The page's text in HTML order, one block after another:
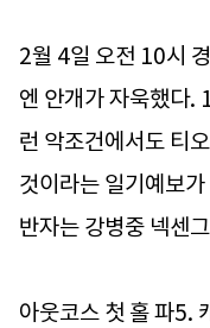
2월 4일 오전 10시
엔 안개가 자욱했다.
런 악조건에서도 티
것이라는 일기예보
반자는 강병중 넥센
아웃코스 첫 홀 파5.